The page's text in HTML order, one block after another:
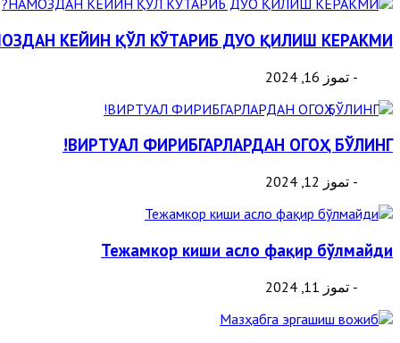
КЕЙИН ҚЎЛ КЎТАРИБ ДУО ҚИЛИШ КЕРАКМИ?
- تموز 16, 2024
ВИРТУАЛ ФИРИБГАРЛАРДАН ОГОҲ БЎЛИНГ!
- تموز 12, 2024
Тежамкор киши асло фақир бўлмайди
- تموز 11, 2024